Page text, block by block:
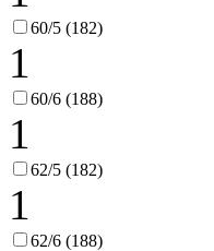
60/5 (182)
1
60/6 (188)
1
62/5 (182)
1
62/6 (188)